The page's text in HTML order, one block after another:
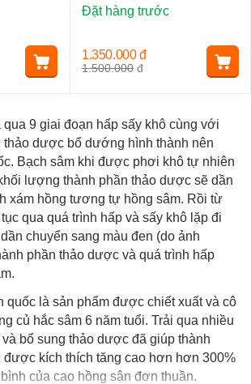
9 giai đoạn hấp sấy khô cùng với
thảo dược bổ dướng hình thành nên
Bạch sâm khi được phơi khô tự nhiên
lượng thành phần thảo dược sẽ dần
xám hồng tương tự hồng sâm. Rồi từ
qua quá trình hấp và sấy khô lặp đi
chuyển sang màu đen (do ảnh
phần thảo dược và quá trình hấp
quốc là sản phẩm được chiết xuất và cô
củ hắc sâm 6 năm tuổi. Trải qua nhiều
bổ sung thảo dược đã giúp thành
kích thích tăng cao hơn hơn 300%
của cao hồng sân đơn thuần.
Đặt hàng trước
1.500.000 đ
1.350.000 đ